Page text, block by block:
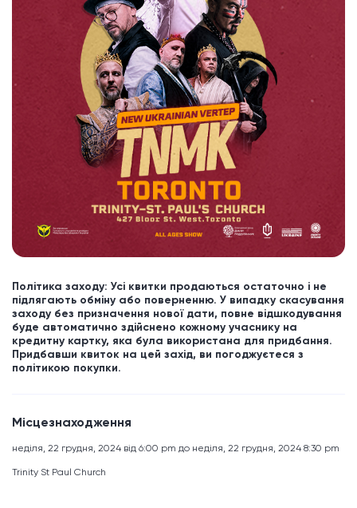
Політика заходу: Усі квитки продаються остаточно і не
підлягають обміну або поверненню. У випадку скасування
заходу без призначення нової дати, повне відшкодування
буде автоматично здійснено кожному учаснику на
кредитну картку, яка була використана для придбання.
Придбавши квиток на цей захід, ви погоджуєтеся з
політикою покупки.
Місцезнаходження
неділя, 22 грудня, 2024 від 6:00 pm до неділя, 22 грудня, 2024 8:30 pm
Trinity St Paul Church